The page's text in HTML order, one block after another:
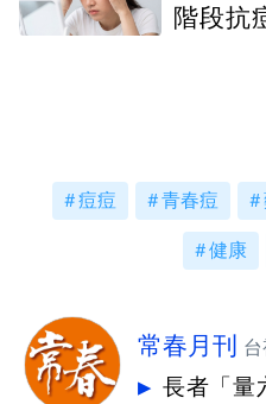
階段抗
痘痘 青春痘
健康
常春月刊
長者「量